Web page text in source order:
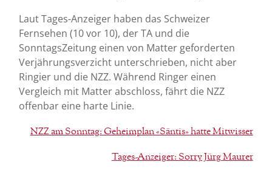
Laut Tages-Anzeiger haben das Schweizer
Fernsehen (10 vor 10), der TA und die
SonntagsZeitung einen von Matter geforderten
Verjährungsverzicht unterschrieben, nicht aber
Ringier und die NZZ. Während Ringer einen
Vergleich mit Matter abschloss, fährt die NZZ
offenbar eine harte Linie.
NZZ am Sonntag: Geheimplan «Säntis» hatte Mitwisser
Tages-Anzeiger: Sorry Jürg Maurer